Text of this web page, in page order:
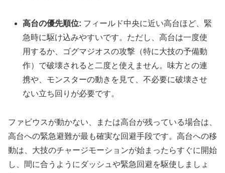
高台の優先順位: フィールド中央に近い高台ほど、緊
急時に駆け込みやすいです。ただし、高台は一度使
用するか、ゴグマジオスの攻撃（特に大技の予備動
作）で破壊されると二度と使えません。味方との連
携や、モンスターの動きを見て、不必要に破壊させ
ない立ち回りが必要です。
ファビウスが動かない、または高台が残っている場合は、
高台への緊急避難が最も確実な回避手段です。高台への移
動は、大技のチャージモーションが始まったらすぐに開始
し、間に合うようにダッシュや緊急回避を駆使しましょ